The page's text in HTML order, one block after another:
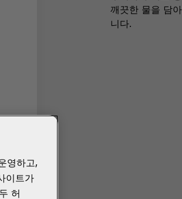
깨끗한 물을 담
니다.
영하고,
이트가
허